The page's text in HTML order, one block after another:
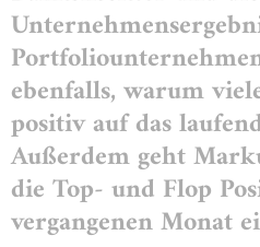
ebenfalls, warum
positiv auf das
Außerdem geht
die Top- und Flop
vergangenen Monat